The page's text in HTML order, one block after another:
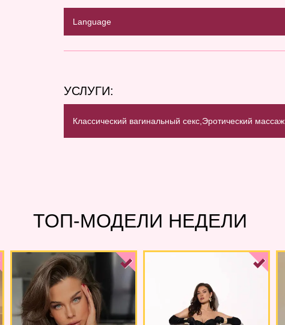
Language
УСЛУГИ:
Классический вагинальный секс, Эротический массаж,
ТОП-МОДЕЛИ НЕДЕЛИ